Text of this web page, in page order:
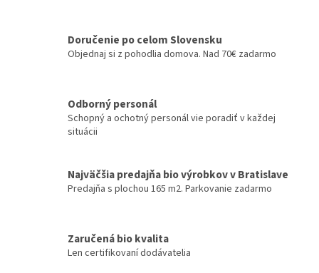
Doručenie po celom Slovensku
Objednaj si z pohodlia domova. Nad 70€ zadarmo
Odborný personál
Schopný a ochotný personál vie poradiť v každej
situácii
Najväčšia predajňa bio výrobkov v Bratislave
Predajňa s plochou 165 m2. Parkovanie zadarmo
Zaručená bio kvalita
Len certifikovaní dodávatelia